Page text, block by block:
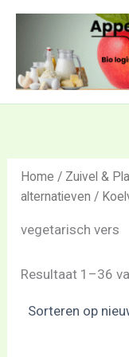
inhoud
Home / Zuivel &
alternatieven /
vegetarisch vers
Resultaat 1–36